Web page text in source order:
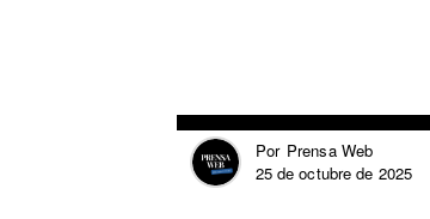
Prensa Web
Por
25 de octubre de 2025